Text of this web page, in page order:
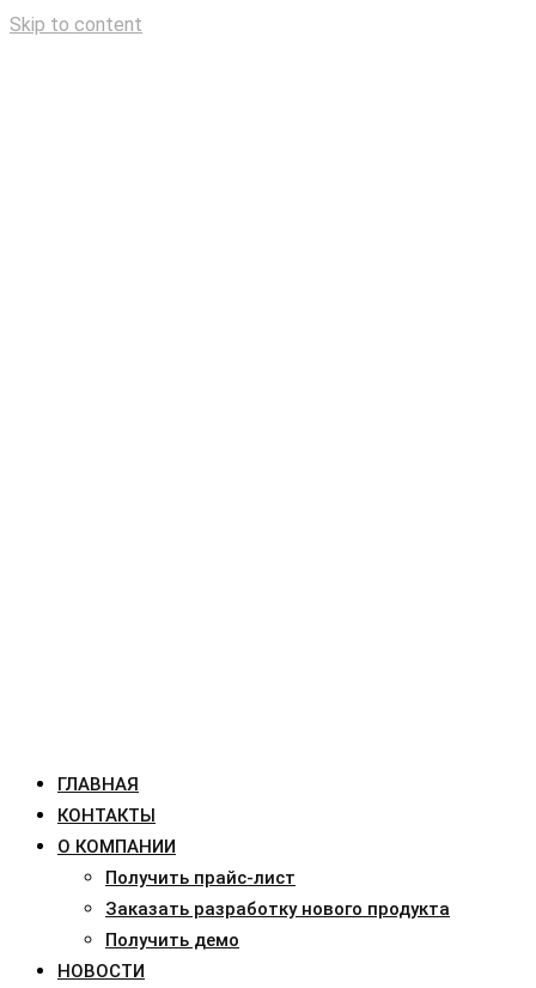
Skip to content
ГЛАВНАЯ
КОНТАКТЫ
О КОМПАНИИ
Получить прайс-лист
Заказать разработку нового продукта
Получить демо
НОВОСТИ